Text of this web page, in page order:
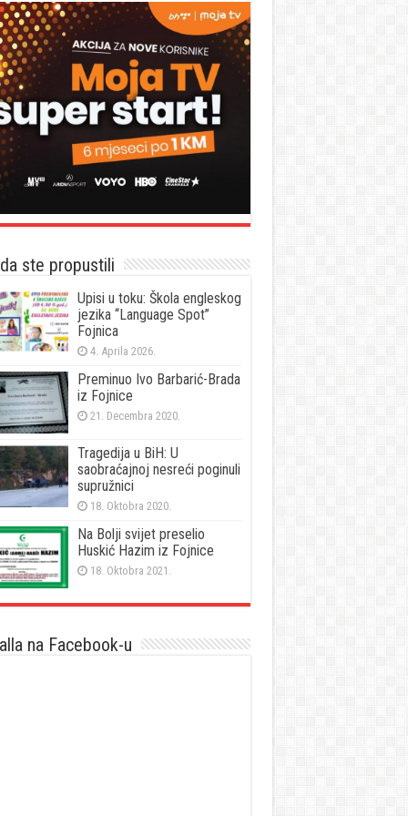
ste propustili
Upisi u toku: Škola engleskog
jezika “Language Spot”
Fojnica
4. Aprila 2026.
Preminuo Ivo Barbarić-Brada
iz Fojnice
21. Decembra 2020.
Tragedija u BiH: U
saobraćajnoj nesreći poginuli
supružnici
18. Oktobra 2020.
Na Bolji svijet preselio
Huskić Hazim iz Fojnice
18. Oktobra 2021.
na Facebook-u